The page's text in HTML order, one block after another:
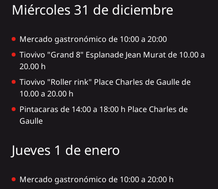
Miércoles 31 de diciembre
Mercado gastronómico de 10:00 a 20:00
Tiovivo "Grand 8" Esplanade Jean Murat de 10.00 a
20.00 h
Tiovivo "Roller rink" Place Charles de Gaulle de
10.00 a 20.00 h
Pintacaras de 14:00 a 18:00 h Place Charles de
Gaulle
Jueves 1 de enero
Mercado gastronómico de 10:00 a 20:00 h